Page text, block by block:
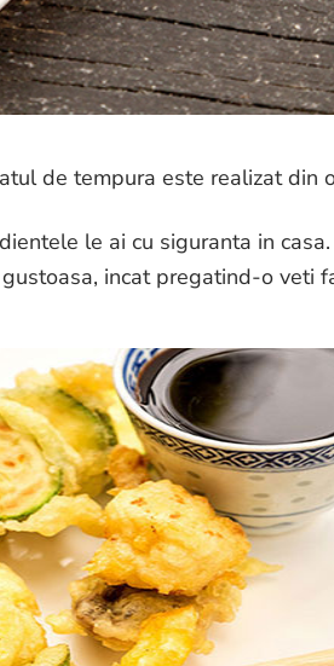
de tempura este realizat din
le ai cu siguranta in casa.
incat pregatind-o veti